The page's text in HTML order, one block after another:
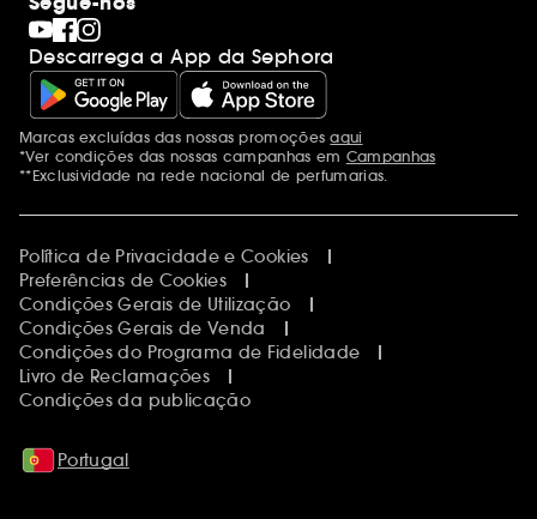
Descarrega a App da Sephora
Menções adicionais
Marcas excluídas das nossas promoçõesaqui
*Ver condições das nossas campanhas em Campanhas
**Exclusividade na rede nacional de perfumarias.
Política de Privacidade e Cookies
Preferências de Cookies
Condições Gerais de Utilização
Condições Gerais de Venda
Condições do Programa de Fidelidade
Livro de Reclamações
Condições da publicação
Portugal